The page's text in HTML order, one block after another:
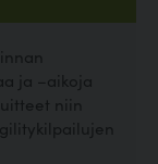
ja –aikoja
niin